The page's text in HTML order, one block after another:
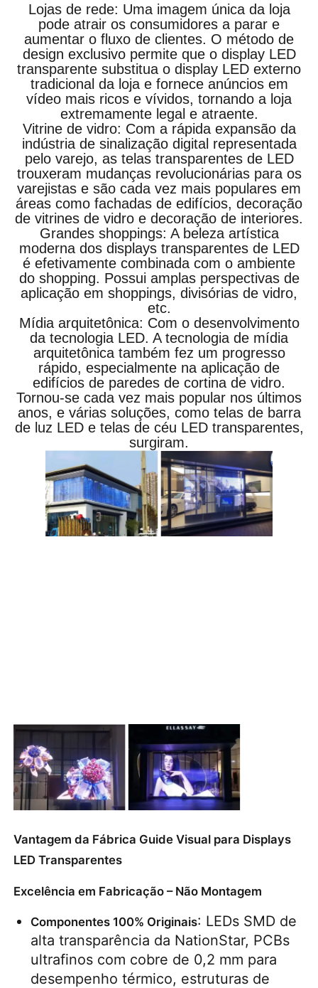
Lojas de rede: Uma imagem única da loja
pode atrair os consumidores a parar e
aumentar o fluxo de clientes. O método de
design exclusivo permite que o display LED
transparente substitua o display LED externo
tradicional da loja e fornece anúncios em
vídeo mais ricos e vívidos, tornando a loja
extremamente legal e atraente.
Vitrine de vidro: Com a rápida expansão da
indústria de sinalização digital representada
pelo varejo, as telas transparentes de LED
trouxeram mudanças revolucionárias para os
varejistas e são cada vez mais populares em
áreas como fachadas de edifícios, decoração
de vitrines de vidro e decoração de interiores.
Grandes shoppings: A beleza artística
moderna dos displays transparentes de LED
é efetivamente combinada com o ambiente
do shopping. Possui amplas perspectivas de
aplicação em shoppings, divisórias de vidro,
etc.
Mídia arquitetônica: Com o desenvolvimento
da tecnologia LED. A tecnologia de mídia
arquitetônica também fez um progresso
rápido, especialmente na aplicação de
edifícios de paredes de cortina de vidro.
Tornou-se cada vez mais popular nos últimos
anos, e várias soluções, como telas de barra
de luz LED e telas de céu LED transparentes,
surgiram.
Vantagem da Fábrica Guide Visual para Displays
LED Transparentes
Excelência em Fabricação – Não Montagem
Componentes 100% Originais: LEDs SMD de
alta transparência da NationStar, PCBs
ultrafinos com cobre de 0,2 mm para
desempenho térmico, estruturas de